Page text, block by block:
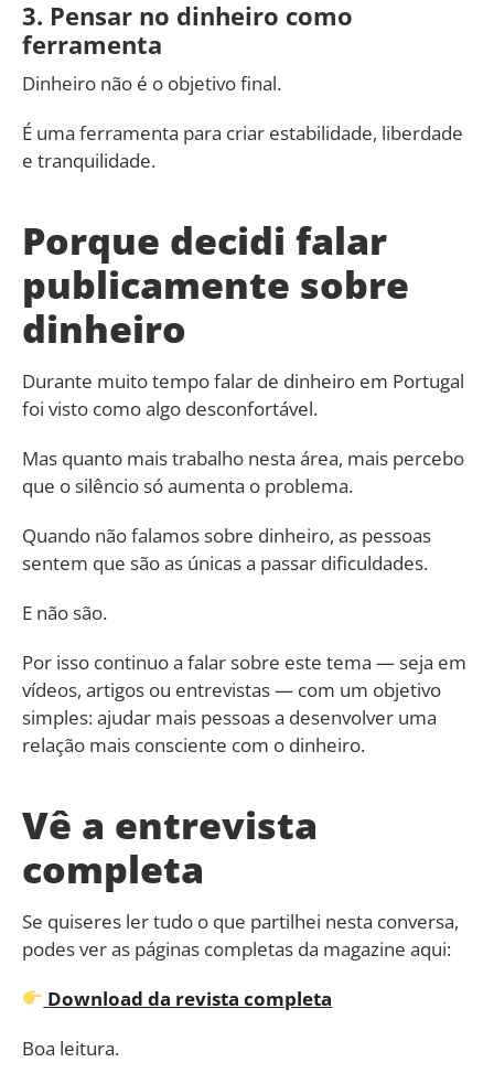
3. Pensar no dinheiro como
ferramenta
Dinheiro não é o objetivo final.
É uma ferramenta para criar estabilidade, liberdade
e tranquilidade.
Porque decidi falar
publicamente sobre
dinheiro
Durante muito tempo falar de dinheiro em Portugal
foi visto como algo desconfortável.
Mas quanto mais trabalho nesta área, mais percebo
que o silêncio só aumenta o problema.
Quando não falamos sobre dinheiro, as pessoas
sentem que são as únicas a passar dificuldades.
E não são.
Por isso continuo a falar sobre este tema — seja em
vídeos, artigos ou entrevistas — com um objetivo
simples: ajudar mais pessoas a desenvolver uma
relação mais consciente com o dinheiro.
Vê a entrevista
completa
Se quiseres ler tudo o que partilhei nesta conversa,
podes ver as páginas completas da magazine aqui:
Download da revista completa
Boa leitura.